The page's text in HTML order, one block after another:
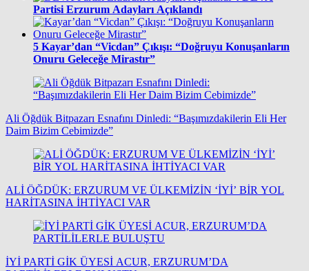
Partisi Erzurum Adayları Açıklandı
5 Kayar’dan “Vicdan” Çıkışı: “Doğruyu Konuşanların
Onuru Geleceğe Mirastır”
Ali Öğdük Bitpazarı Esnafını Dinledi: “Başımızdakilerin Eli Her
Daim Bizim Cebimizde”
ALİ ÖĞDÜK: ERZURUM VE ÜLKEMİZİN ‘İYİ’ BİR YOL
HARİTASINA İHTİYACI VAR
İYİ PARTİ GİK ÜYESİ ACUR, ERZURUM’DA